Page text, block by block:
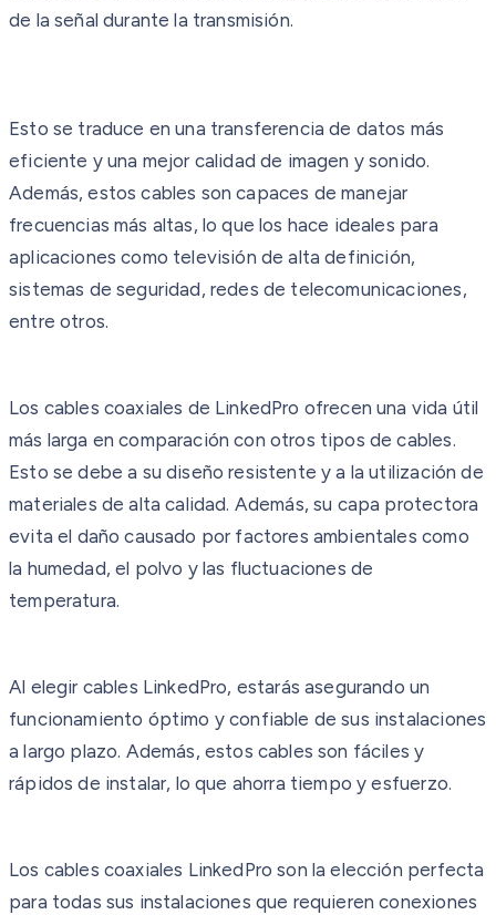
de la señal durante la transmisión.
Esto se traduce en una transferencia de datos más
eficiente y una mejor calidad de imagen y sonido.
Además, estos cables son capaces de manejar
frecuencias más altas, lo que los hace ideales para
aplicaciones como televisión de alta definición,
sistemas de seguridad, redes de telecomunicaciones,
entre otros.
Los cables coaxiales de LinkedPro ofrecen una vida útil
más larga en comparación con otros tipos de cables.
Esto se debe a su diseño resistente y a la utilización de
materiales de alta calidad. Además, su capa protectora
evita el daño causado por factores ambientales como
la humedad, el polvo y las fluctuaciones de
temperatura.
Al elegir cables LinkedPro, estarás asegurando un
funcionamiento óptimo y confiable de sus instalaciones
a largo plazo. Además, estos cables son fáciles y
rápidos de instalar, lo que ahorra tiempo y esfuerzo.
Los cables coaxiales LinkedPro son la elección perfecta
para todas sus instalaciones que requieren conexiones